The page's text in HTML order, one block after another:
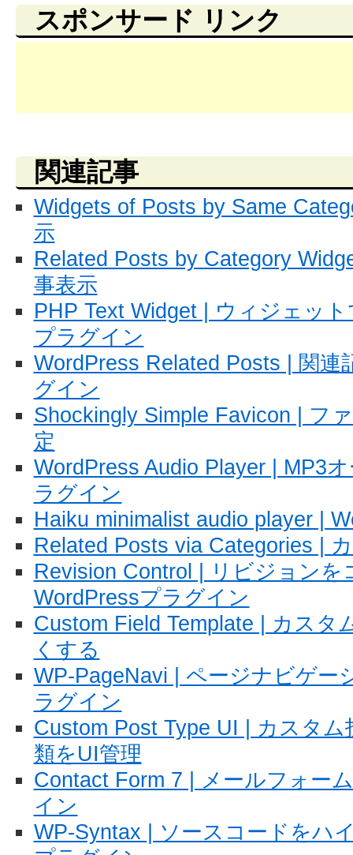
スポンサード リンク
関連記事
Widgets of Posts by Same
示
Related Posts by Category
事表示
PHP Text Widget | ウィジェッ
プラグイン
WordPress Related Posts | 関連
グイン
Shockingly Simple Favicon | フ
定
WordPress Audio Player | MP3
ラグイン
Haiku minimalist audio player |
Related Posts via Categories |
Revision Control | リビジョンを
WordPressプラグイン
Custom Field Template | カスタ
くする
WP-PageNavi | ページナビゲー
ラグイン
Custom Post Type UI | カスタ
類をUI管理
Contact Form 7 | メールフォー
イン
WP-Syntax | ソースコードをハ